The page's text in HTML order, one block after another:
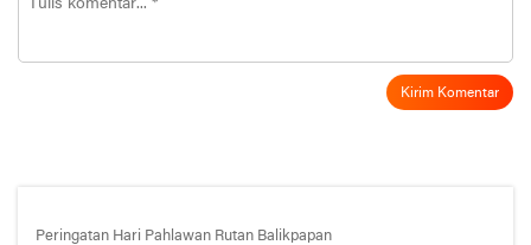
Peringatan Hari Pahlawan Rutan Balikpapan